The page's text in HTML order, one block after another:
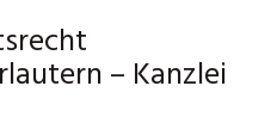
– Kanzlei